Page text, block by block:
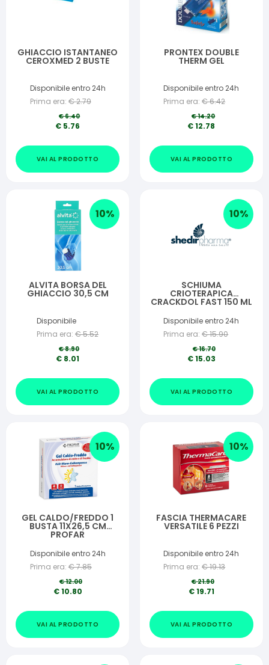
GHIACCIO ISTANTANEO
CEROXMED 2 BUSTE
Disponibile entro 24h
Prima era: €2.79
€6.40
€ 5.76
VAI AL PRODOTTO
PRONTEX DOUBLE
THERM GEL
Disponibile entro 24h
Prima era: €6.42
€14.20
€12.78
VAI AL PRODOTTO
10%
ALVITA BORSA DEL
GHIACCIO 30,5 CM
Disponibile
Prima era: €5.52
€8.90
€ 8.01
VAI AL PRODOTTO
10%
SCHIUMA
CRIOTERAPICA
CRACKDOL FAST 150 ML
Disponibile entro 24h
Prima era: €15.90
€16.70
€15.03
VAI AL PRODOTTO
10%
GEL CALDO/FREDDO 1
BUSTA 11X26,5 CM
PROFAR
Disponibile entro 24h
Prima era: €7.85
€12.00
€10.80
VAI AL PRODOTTO
10%
FASCIA THERMACARE
VERSATILE 6 PEZZI
Disponibile entro 24h
Prima era: €19.13
€21.90
€19.71
VAI AL PRODOTTO